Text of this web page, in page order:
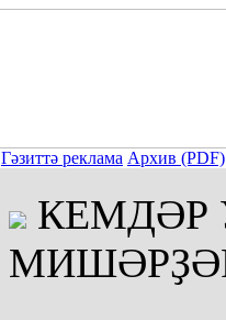
Гәзиттә реклама Архив (PDF)
КЕМДӘР